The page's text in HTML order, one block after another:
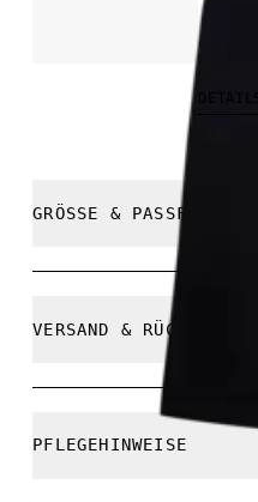
CHF
GRÖSSE & PASSFORM
Relaxed. Fällt normal
Athena ist 180
VERSAND & RÜCKSENDUNG
Kostenlose Lieferung
Kostenlose 30-Tage-
Limited-Edition-Artikel,
PFLEGEHINWEISE